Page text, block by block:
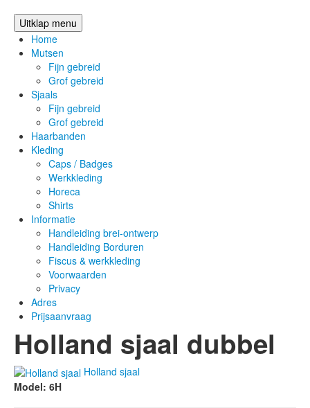
Uitklap menu
Home
Mutsen
Fijn gebreid
Grof gebreid
Sjaals
Fijn gebreid
Grof gebreid
Haarbanden
Kleding
Caps / Badges
Werkkleding
Horeca
Shirts
Informatie
Handleiding brei-ontwerp
Handleiding Borduren
Fiscus & werkkleding
Voorwaarden
Privacy
Adres
Prijsaanvraag
Holland sjaal dubbel
Holland sjaal
Model: 6H